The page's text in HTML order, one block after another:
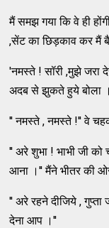
मैं समझ गया कि वे ही
,सेंट का छिड़काव कर मैं
'नमस्ते ! सॉरी ,मुझे जरा
अदब से झुकते हुये बोला ।
'' नमस्ते , नमस्ते !'' वे
'' अरे शुभा ! भाभी जी
आना ।'' मैंने भीतर की
'' अरे रहने दीजिये ,
देना आप ।''